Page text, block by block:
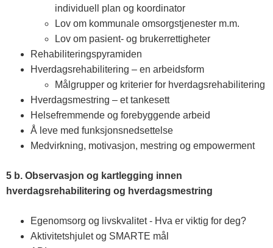
individuell plan og koordinator
Lov om kommunale omsorgstjenester m.m.
Lov om pasient- og brukerrettigheter
Rehabiliteringspyramiden
Hverdagsrehabilitering – en arbeidsform
Målgrupper og kriterier for hverdagsrehabilitering
Hverdagsmestring – et tankesett
Helsefremmende og forebyggende arbeid
Å leve med funksjonsnedsettelse
Medvirkning, motivasjon, mestring og empowerment
5 b. Observasjon og kartlegging innen
hverdagsrehabilitering og hverdagsmestring
Egenomsorg og livskvalitet - Hva er viktig for deg?
Aktivitetshjulet og SMARTE mål